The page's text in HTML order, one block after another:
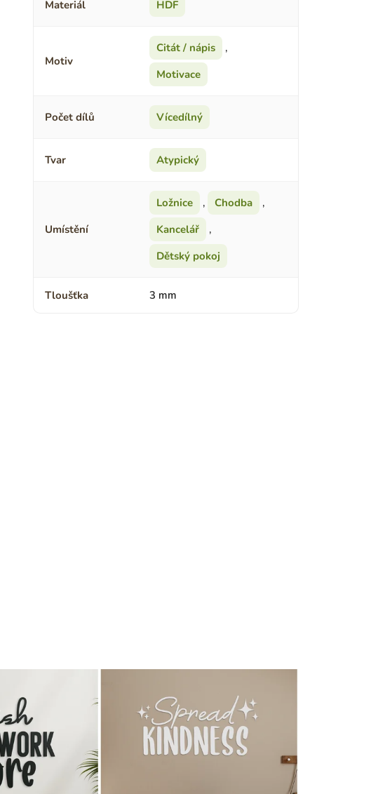
Materiál HDF
Motiv
Citát / nápis
,
Motivace
Počet dílů Vícedílný
Tvar Atypický
Umístění
Ložnice , Chodba
,
Kancelář
,
Dětský pokoj
Tloušťka 3 mm